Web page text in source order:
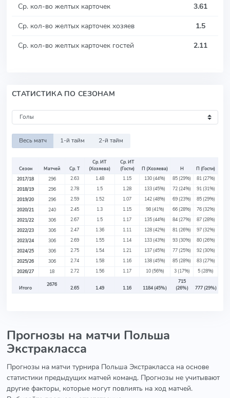
Ср. кол-во желтых карточек
3.61
Ср. кол-во желтых карточек хозяев
1.5
Ср. кол-во желтых карточек гостей
2.11
СТАТИСТИКА ПО СЕЗОНАМ
Весь матч 1-й тайм 2-й тайм
Сезон Матчей Ср. Т
Ср. ИТ
(Хозяева)
Ср. ИТ
(Гости)
П (Хозяева) Н
П (Гости)
2017/18
296 2.63 1.48 1.15 130 (44%) 85 (29%) 81 (27%)
2018/19
296 2.78 1.5 1.28 133 (45%) 72 (24%) 91 (31%)
2019/20
296 2.59 1.52 1.07 142 (48%) 69 (23%) 85 (29%)
2020/21
240 2.45 1.3 1.15 98 (41%) 66 (28%) 76 (32%)
2021/22
306 2.67 1.5 1.17 135 (44%) 84 (27%) 87 (28%)
2022/23
306 2.47 1.36 1.11 128 (42%) 81 (26%) 97 (32%)
2023/24
306 2.69 1.55 1.14 133 (43%) 93 (30%) 80 (26%)
2024/25
306 2.75 1.54 1.21 137 (45%) 77 (25%) 92 (30%)
2025/26
306 2.74 1.58 1.16 138 (45%) 85 (28%) 83 (27%)
2026/27
18 2.72 1.56 1.17 10 (56%) 3 (17%) 5 (28%)
Итого
2676
2.65 1.49 1.16 1184 (45%)
715
(26%)
777 (29%)
Прогнозы на матчи Польша
Экстракласса
Прогнозы на матчи турнира Польша Экстракласса на основе
статистики предыдущих матчей команд. Прогнозы не учитывают
другие факторы, которые могут повлиять на ход матчей.